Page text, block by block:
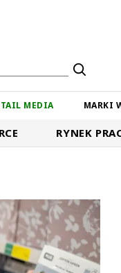
MEDIA MARKI
RYNEK